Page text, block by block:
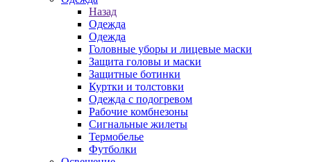
Назад
Одежда
Одежда
Головные уборы и лицевые маски
Защита головы и маски
Защитные ботинки
Куртки и толстовки
Одежда с подогревом
Рабочие комбнезоны
Сигнальные жилеты
Термобелье
Футболки